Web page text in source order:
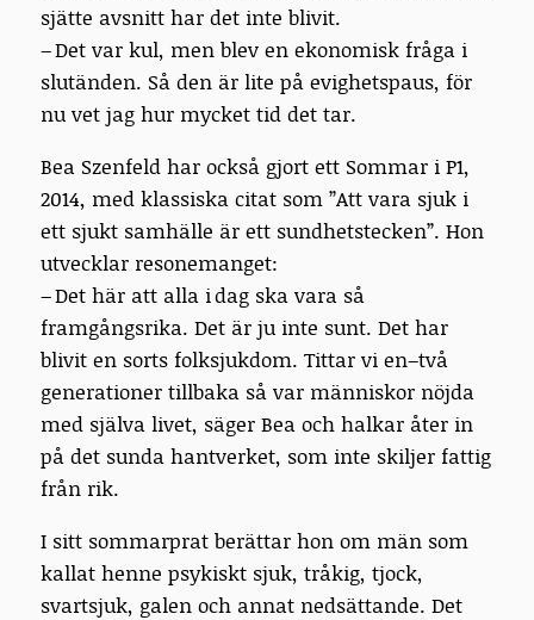
sjätte avsnitt har det inte blivit.
– Det var kul, men blev en ekonomisk fråga i
slutänden. Så den är lite på evighetspaus, för
nu vet jag hur mycket tid det tar.
Bea Szenfeld har också gjort ett Sommar i P1,
2014, med klassiska citat som ”Att vara sjuk i
ett sjukt samhälle är ett sundhetstecken”. Hon
utvecklar resonemanget:
– Det här att alla i dag ska vara så
framgångsrika. Det är ju inte sunt. Det har
blivit en sorts folksjukdom. Tittar vi en–två
generationer tillbaka så var människor nöjda
med själva livet, säger Bea och halkar åter in
på det sunda hantverket, som inte skiljer fattig
från rik.
I sitt sommarprat berättar hon om män som
kallat henne psykiskt sjuk, tråkig, tjock,
svartsjuk, galen och annat nedsättande. Det